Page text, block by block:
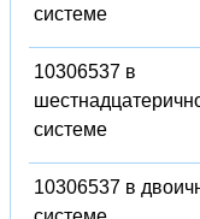
системе
10306537 в
системе
10306537 в